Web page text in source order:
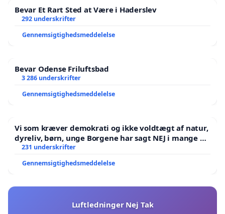
Bevar Et Rart Sted at Være i Haderslev
292 underskrifter
Gennemsigtighedsmeddelelse
Bevar Odense Friluftsbad
3 286 underskrifter
Gennemsigtighedsmeddelelse
Vi som kræver demokrati og ikke voldtægt af natur,
dyreliv, børn, unge Borgene har sagt NEJ i mange år.
Der er
231 underskrifter
Gennemsigtighedsmeddelelse
Luftledninger Nej Tak